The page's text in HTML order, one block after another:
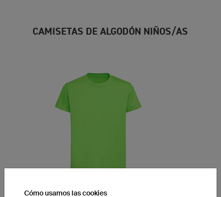
CAMISETAS DE ALGODÓN NIÑOS/AS
Cómo usamos las cookies